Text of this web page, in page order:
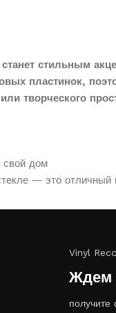
стильным
пластинок,
творческого
свой дом
— это отличный
Vinyl
Ждем
получите